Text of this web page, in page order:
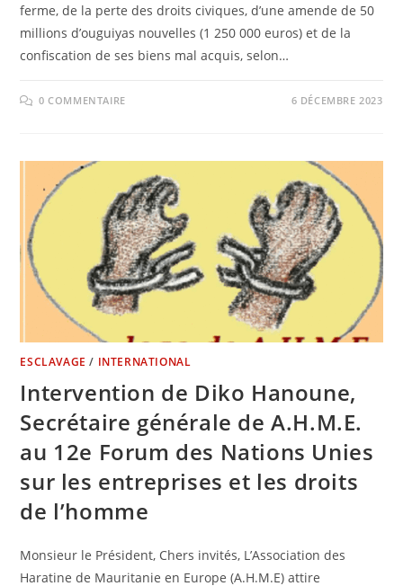
ferme, de la perte des droits civiques, d’une amende de 50
millions d’ouguiyas nouvelles (1 250 000 euros) et de la
confiscation de ses biens mal acquis, selon…
0 COMMENTAIRE 6 DÉCEMBRE 2023
ESCLAVAGE / INTERNATIONAL
Intervention de Diko Hanoune,
Secrétaire générale de A.H.M.E.
au 12e Forum des Nations Unies
sur les entreprises et les droits
de l’homme
Monsieur le Président, Chers invités, L’Association des
Haratine de Mauritanie en Europe (A.H.M.E) attire